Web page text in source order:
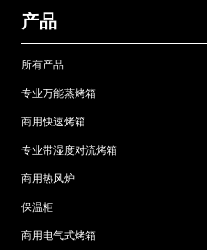
产品
所有产品
专业万能蒸烤箱
商用快速烤箱
专业带湿度对流烤箱
商用热风炉
保温柜
商用电气式烤箱